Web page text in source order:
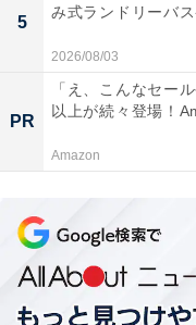
5
み式ランドリーバ
2026/08/03
PR
「え、こんなセー
以上が続々登場！
Amazon